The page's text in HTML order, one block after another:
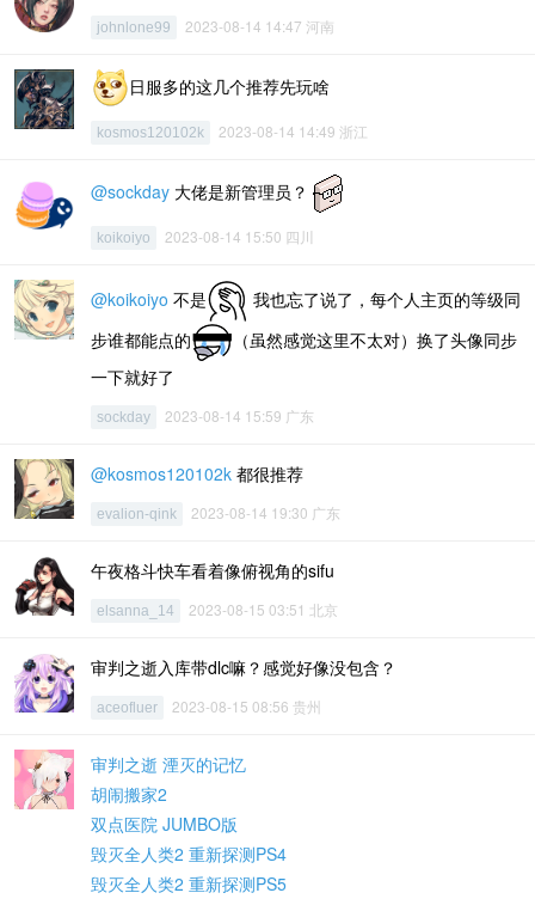
johnlone99 2023-08-14 14:47 河南
日服多的这几个推荐先玩啥
kosmos120102k 2023-08-14 14:49 浙江
@sockday 大佬是新管理员？
koikoiyo 2023-08-14 15:50 四川
@koikoiyo 不是
我也忘了说了，每个人主页的等级同
步谁都能点的
（虽然感觉这里不太对）换了头像同步
一下就好了
sockday 2023-08-14 15:59 广东
@kosmos120102k 都很推荐
evalion-qink 2023-08-14 19:30 广东
午夜格斗快车看着像俯视角的sifu
elsanna_14 2023-08-15 03:51 北京
审判之逝入库带dlc嘛？感觉好像没包含？
aceofluer 2023-08-15 08:56 贵州
审判之逝 湮灭的记忆
胡闹搬家2
双点医院 JUMBO版
毁灭全人类2 重新探测PS4
毁灭全人类2 重新探测PS5